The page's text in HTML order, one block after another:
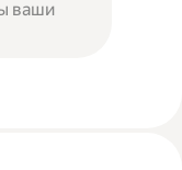
ваши